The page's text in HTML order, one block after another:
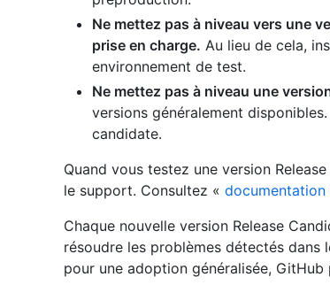
Ne mettez pas à niveau vers une
prise en charge. Au lieu de cela,
environnement de test.
Ne mettez pas à niveau une
versions généralement
candidate.
Quand vous testez une version
le support. Consultez «
Chaque nouvelle version Release
résoudre les problèmes détectés dans
pour une adoption généralisée,